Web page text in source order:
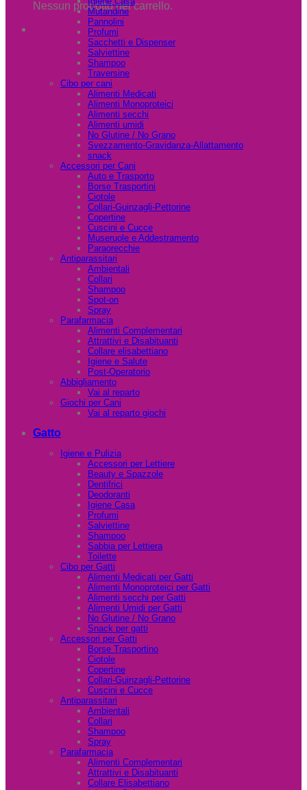
Nessun prodotto nel carrello.
Mutandine
Pannolini
Profumi
Sacchetti e Dispenser
Salviettine
Shampoo
Traversine
Cibo per cani
Alimenti Medicati
Alimenti Monoproteici
Alimenti secchi
Alimenti umidi
No Glutine / No Grano
Svezzamento-Gravidanza-Allattamento
snack
Accessori per Cani
Auto e Trasporto
Borse Trasportini
Ciotole
Collari-Guinzagli-Pettorine
Copertine
Cuscini e Cucce
Museruole e Addestramento
Paraorecchie
Antiparassitari
Ambientali
Collari
Shampoo
Spot-on
Spray
Parafarmacia
Alimenti Complementari
Attrattivi e Disabituanti
Collare elisabettiano
Igiene e Salute
Post-Operatorio
Abbigliamento
Vai al reparto
Giochi per Cani
Vai al reparto giochi
Gatto
Igiene e Pulizia
Accessori per Lettiere
Beauty e Spazzole
Dentifrici
Deodoranti
Igiene Casa
Profumi
Salviettine
Shampoo
Sabbia per Lettiera
Toilette
Cibo per Gatti
Alimenti Medicati per Gatti
Alimenti Monoproteici per Gatti
Alimenti secchi per Gatti
Alimenti Umidi per Gatti
No Glutine / No Grano
Snack per gatti
Accessori per Gatti
Borse Trasportino
Ciotole
Copertine
Collari-Guinzagli-Pettorine
Cuscini e Cucce
Antiparassitari
Ambientali
Collari
Shampoo
Spray
Parafarmacia
Alimenti Complementari
Attrattivi e Disabituanti
Collare Elisabettiano